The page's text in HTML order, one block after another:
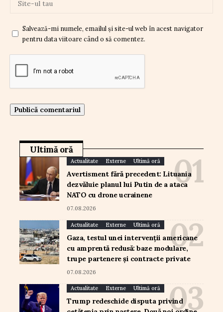
Salvează-mi numele, emailul și site-ul web în acest navigator
pentru data viitoare când o să comentez.
Ultimă oră
Actualitate Externe Ultimă oră
Avertisment fără precedent: Lituania
dezvăluie planul lui Putin de a ataca
NATO cu drone ucrainene
07.08.2026
Actualitate Externe Ultimă oră
Gaza, testul unei intervenții americane
cu amprentă redusă: baze modulare,
trupe partenere și contracte private
07.08.2026
Actualitate Externe Ultimă oră
Trump redeschide disputa privind